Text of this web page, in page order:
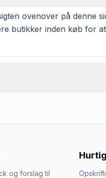
ovenover på
butikker inden køb for
og forslag til